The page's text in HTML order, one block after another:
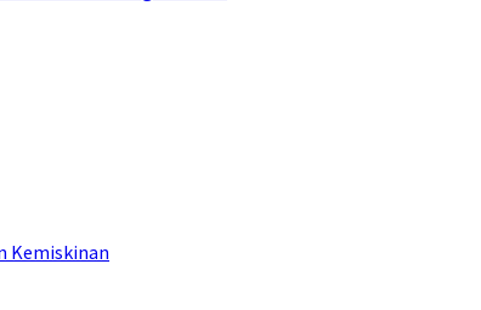
Kemiskinan